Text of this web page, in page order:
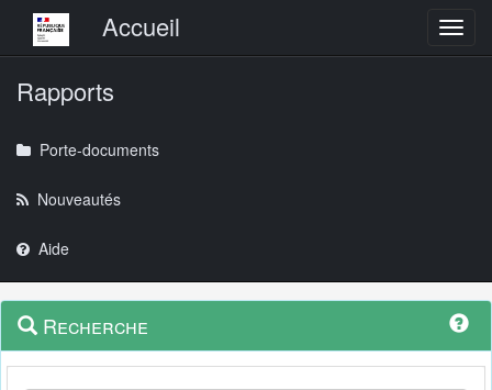
Menu principalAccueil
Rapports
Porte-documents
Nouveautés
Aide
Navigation
outils
Menu
contextuel
Recherche